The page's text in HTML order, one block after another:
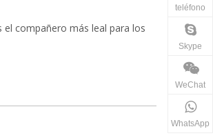
el compañero más leal para los
teléfono
Skype
WeChat
WhatsApp